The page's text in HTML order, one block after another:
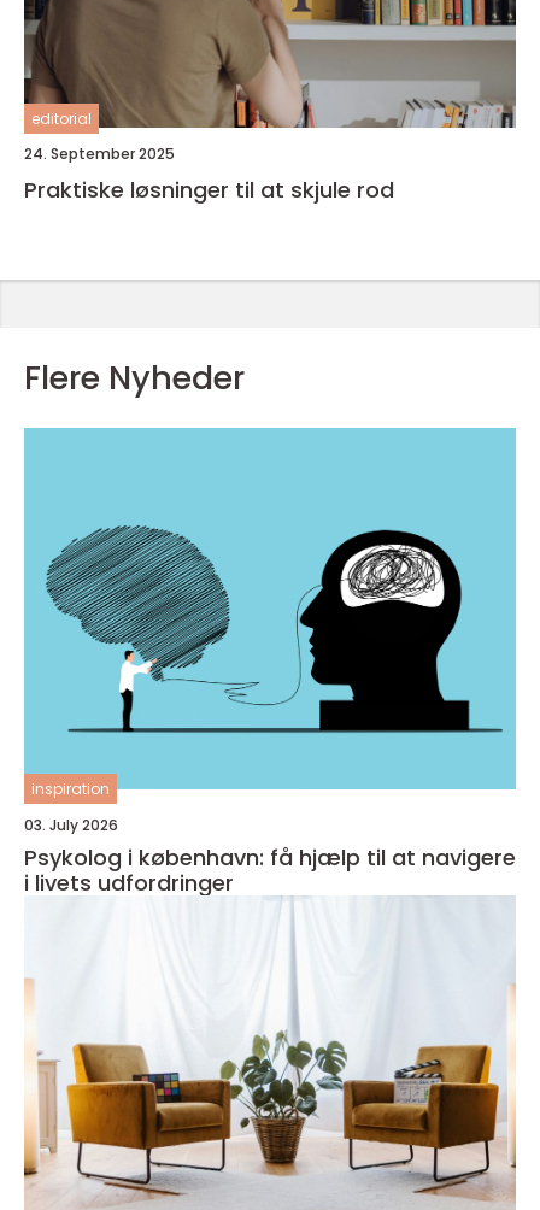
editorial
24. September 2025
Praktiske løsninger til at skjule rod
Flere Nyheder
inspiration
03. July 2026
Psykolog i københavn: få hjælp til at navigere
i livets udfordringer